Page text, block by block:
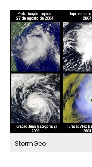
StormGeo